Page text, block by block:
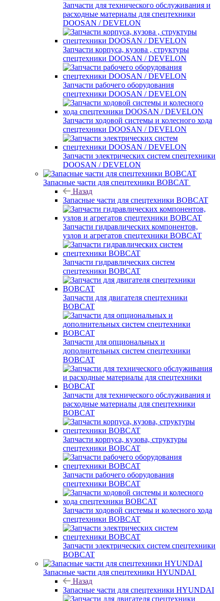
Запчасти для технического обслуживания и
расходные материалы для спецтехники
DOOSAN / DEVELON
Запчасти корпуса, кузова , структуры
спецтехники DOOSAN / DEVELON
Запчасти рабочего оборудования
спецтехники DOOSAN / DEVELON
Запчасти ходовой системы и колесного хода
спецтехники DOOSAN / DEVELON
Запчасти электрических систем спецтехники
DOOSAN / DEVELON
Запасные части для спецтехники BOBCAT
Назад
Запасные части для спецтехники BOBCAT
Запчасти гидравлических компонентов,
узлов и агрегатов спецтехники BOBCAT
Запчасти гидравлических систем
спецтехники BOBCAT
Запчасти для двигателя спецтехники
BOBCAT
Запчасти для опциональных и
дополнительных систем спецтехники
BOBCAT
Запчасти для технического обслуживания и
расходные материалы для спецтехники
BOBCAT
Запчасти корпуса, кузова, структуры
спецтехники BOBCAT
Запчасти рабочего оборудования
спецтехники BOBCAT
Запчасти ходовой системы и колесного хода
спецтехники BOBCAT
Запчасти электрических систем спецтехники
BOBCAT
Запасные части для спецтехники HYUNDAI
Назад
Запасные части для спецтехники HYUNDAI